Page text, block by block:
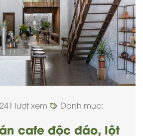
lượt xem Danh mục:
cafe độc đáo, lột